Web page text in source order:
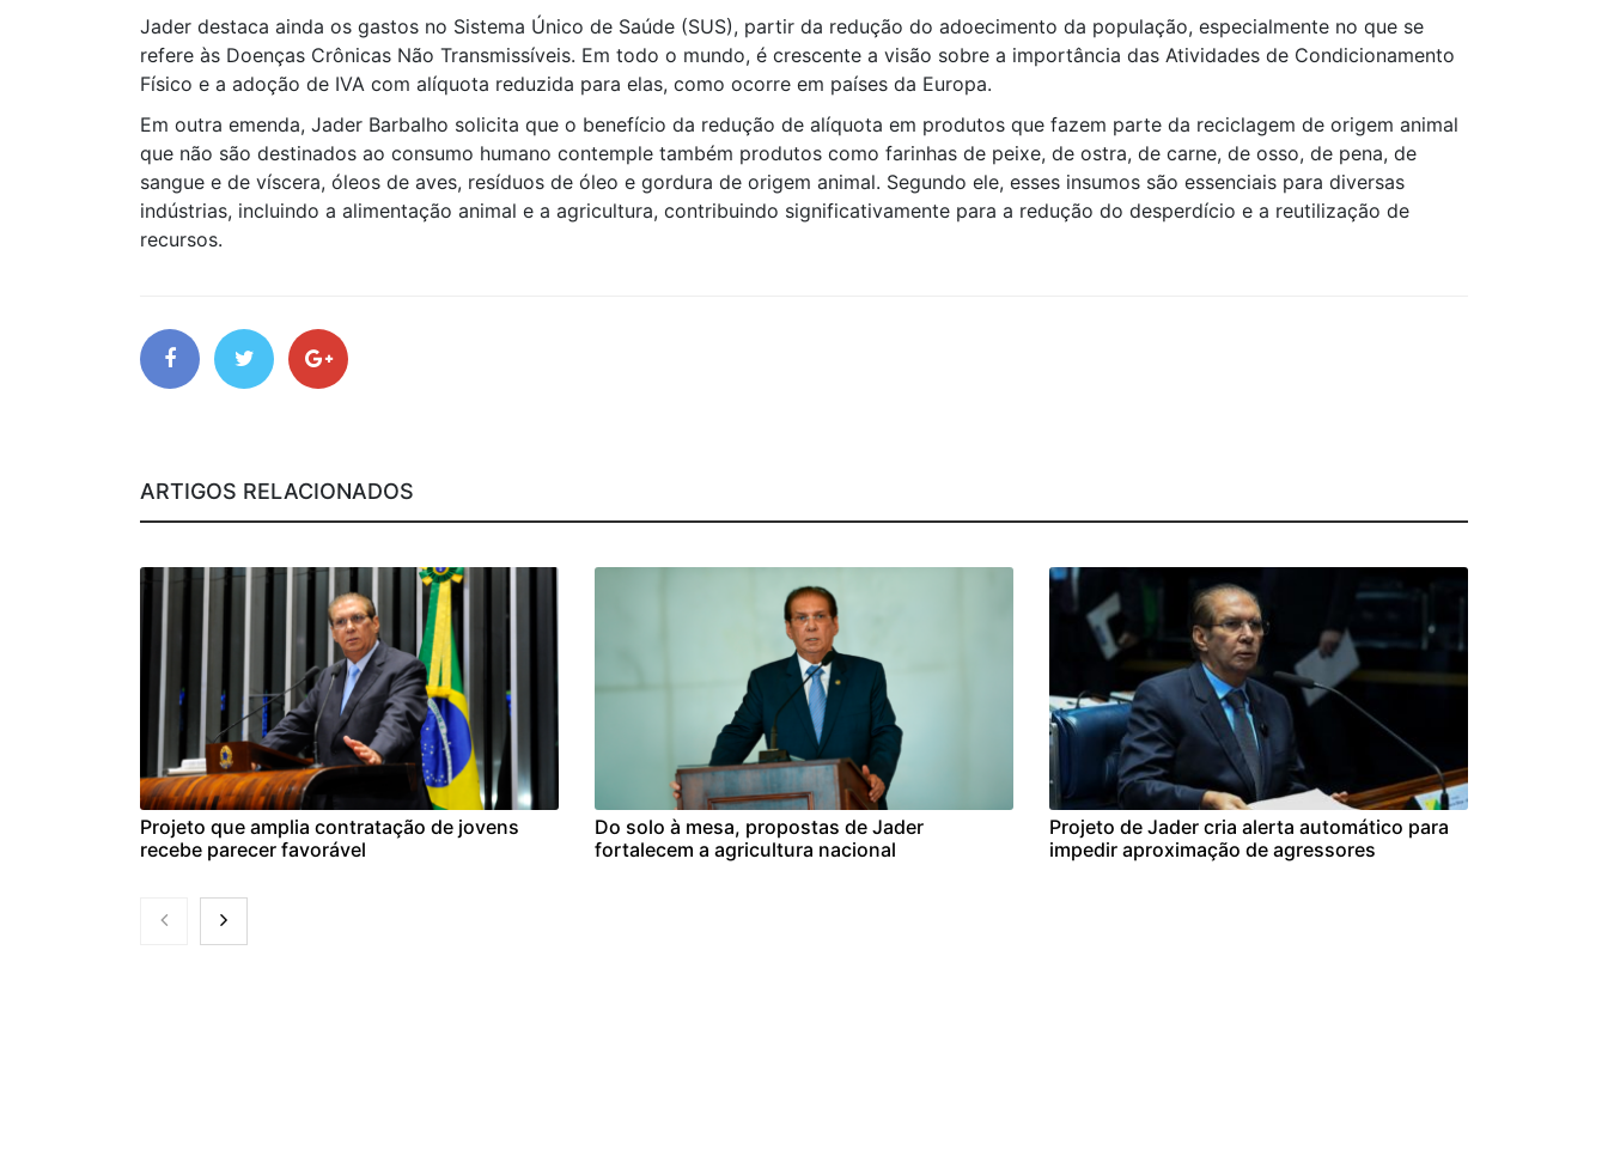
Jader destaca ainda os gastos no Sistema Único de Saúde (SUS), partir da redução do adoecimento da população, especialmente no que se
refere às Doenças Crônicas Não Transmissíveis. Em todo o mundo, é crescente a visão sobre a importância das Atividades de Condicionamento
Físico e a adoção de IVA com alíquota reduzida para elas, como ocorre em países da Europa.
Em outra emenda, Jader Barbalho solicita que o benefício da redução de alíquota em produtos que fazem parte da reciclagem de origem animal
que não são destinados ao consumo humano contemple também produtos como farinhas de peixe, de ostra, de carne, de osso, de pena, de
sangue e de víscera, óleos de aves, resíduos de óleo e gordura de origem animal. Segundo ele, esses insumos são essenciais para diversas
indústrias, incluindo a alimentação animal e a agricultura, contribuindo significativamente para a redução do desperdício e a reutilização de
recursos.
ARTIGOS RELACIONADOS
Projeto que amplia contratação de jovens
recebe parecer favorável
Do solo à mesa, propostas de Jader
fortalecem a agricultura nacional
Projeto de Jader cria alerta automático para
impedir aproximação de agressores